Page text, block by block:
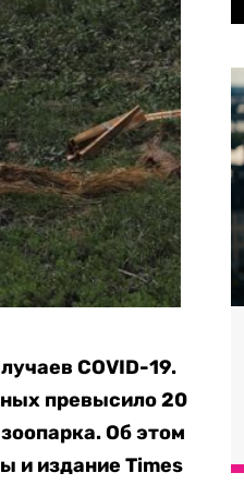
COVID-19.
превысило 20
Об этом
и издание Times